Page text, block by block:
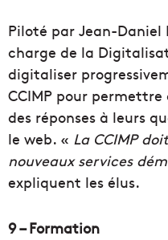
Piloté par Jean-Daniel
charge de la
digitaliser
CCIMP pour permettre
des réponses à leurs
le web. « La CCIMP
nouveaux services
expliquent les élus.
9 – Formation